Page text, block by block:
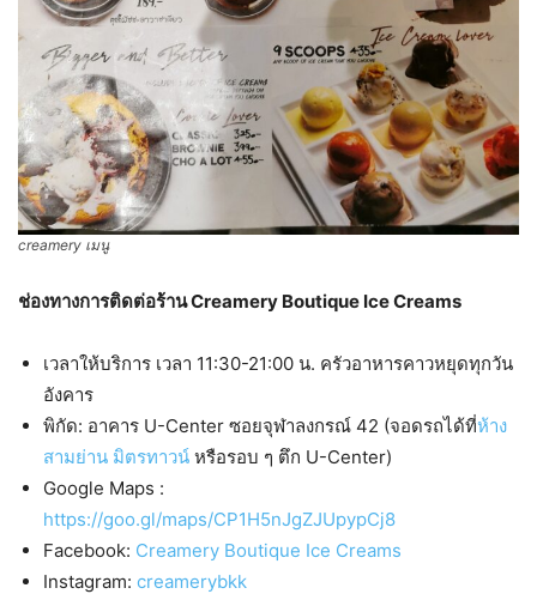
creamery เมนู
ช่องทางการติดต่อร้าน Creamery Boutique Ice Creams
เวลาให้บริการ เวลา 11:30-21:00 น. ครัวอาหารคาวหยุดทุกวัน
อังคาร
พิกัด: อาคาร U-Center ซอยจุฬาลงกรณ์ 42 (จอดรถได้ที่ห้าง
สามย่าน มิตรทาวน์ หรือรอบ ๆ ตึก U-Center)
Google Maps :
https://goo.gl/maps/CP1H5nJgZJUpypCj8
Facebook: Creamery Boutique Ice Creams
Instagram: creamerybkk